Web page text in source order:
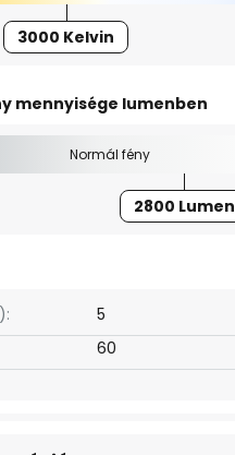
3000 Kelvin
mennyisége lumenben
Normál fény
2800 Lumen
5
60